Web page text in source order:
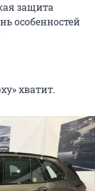
защита
особенностей
хватит.